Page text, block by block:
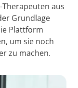
Therapeuten aus
Grundlage
Plattform
um sie noch
zu machen.